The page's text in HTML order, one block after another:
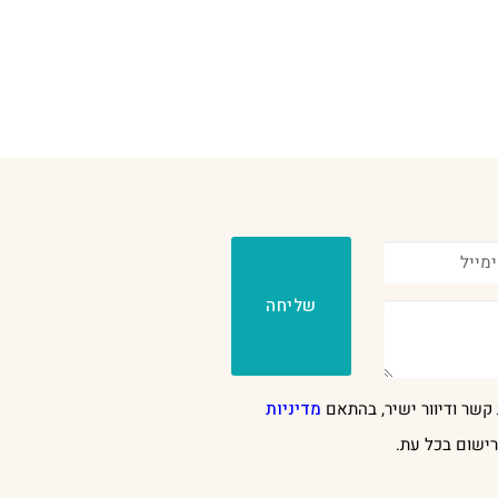
ודיוור ישיר, בהתאם מדיניות
בכל עת.
שליחה